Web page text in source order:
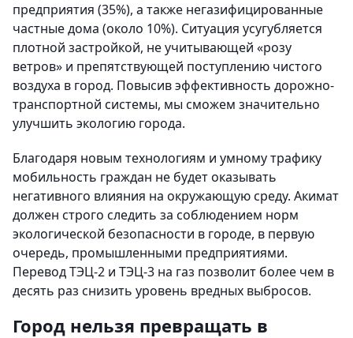
предприятия (35%), а также негазифицированные
частные дома (около 10%). Ситуация усугубляется
плотной застройкой, не учитывающей «розу
ветров» и препятствующей поступлению чистого
воздуха в город. Повысив эффективность дорожно-
транспортной системы, мы сможем значительно
улучшить экологию города.
Благодаря новым технологиям и умному трафику
мобильность граждан не будет оказывать
негативного влияния на окружающую среду. Акимат
должен строго следить за соблюдением норм
экологической безопасности в городе, в первую
очередь, промышленными предприятиями.
Перевод ТЭЦ-2 и ТЭЦ-3 на газ позволит более чем в
десять раз снизить уровень вредных выбросов.
Город нельзя превращать в